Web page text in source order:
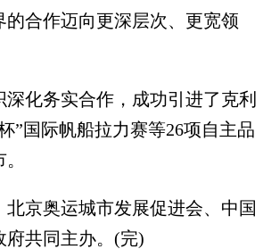
合作迈向更深层次、更宽领
化务实合作，成功引进了克利
”国际帆船拉力赛等26项自主品
京奥运城市发展促进会、中国
府共同主办。(完)